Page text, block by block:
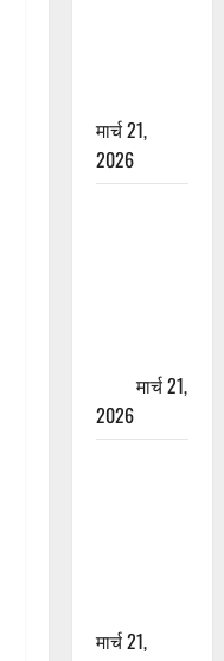
मार्च 21,
2026
मार्च 21,
2026
मार्च 21,